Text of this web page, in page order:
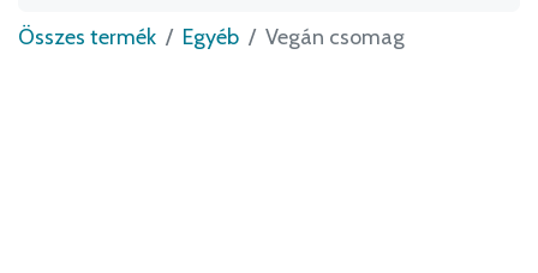
Összes termék Egyéb Vegán csomag